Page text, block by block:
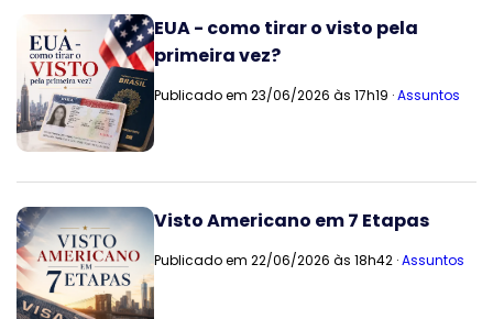
EUA - como tirar o visto pela
primeira vez?
Publicado em 23/06/2026 às 17h19 ·Assuntos
Visto Americano em 7 Etapas
Publicado em 22/06/2026 às 18h42 ·Assuntos